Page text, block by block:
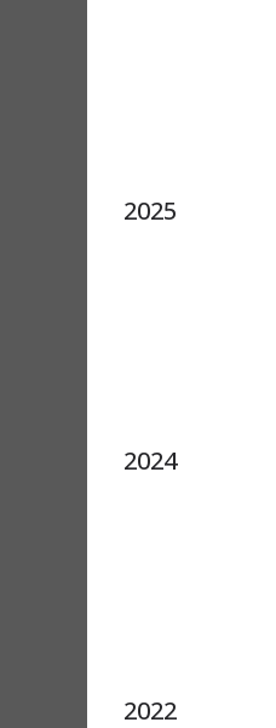
2025
2024
2022